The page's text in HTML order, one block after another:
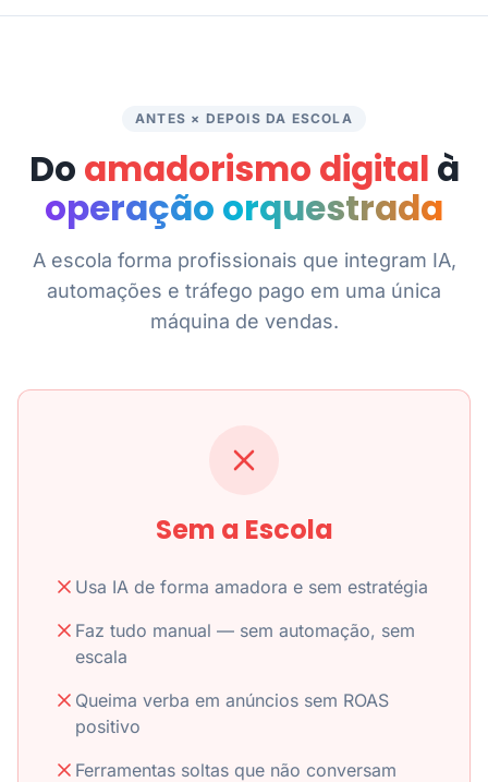
ANTES × DEPOIS DA ESCOLA
Do amadorismo digital à
operação orquestrada
A escola forma profissionais que integram IA,
automações e tráfego pago em uma única
máquina de vendas.
Sem a Escola
Usa IA de forma amadora e sem estratégia
Faz tudo manual — sem automação, sem
escala
Queima verba em anúncios sem ROAS
positivo
Ferramentas soltas que não conversam